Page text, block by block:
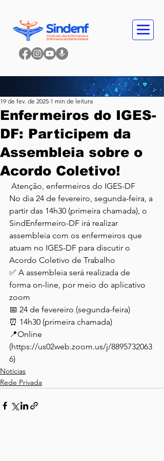
Enfermeiros do IGES-
DF: Participem da
Assembleia sobre o
Acordo Coletivo!
19 de fev. de 2025 1 min de leitura
Atenção, enfermeiros do IGES-DF
No dia 24 de fevereiro, segunda-feira, a
partir das 14h30 (primeira chamada), o
SindEnfermeiro-DF irá realizar
assembleia com os enfermeiros que
atuam no IGES-DF para discutir o
Acordo Coletivo de Trabalho
✅ A assembleia será realizada de
forma on-line, por meio do aplicativo
zoom
📅 24 de fevereiro (segunda-feira)
⏰ 14h30 (primeira chamada)
📍Online
(https://us02web.zoom.us/j/8895732063
6)
Notícias
Rede Privada